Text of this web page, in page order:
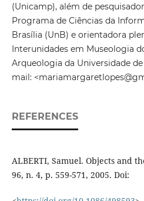
(Unicamp), além de
Programa de Ciências da
Brasília (UnB) e orientadora
Interunidades em Museologia
Arqueologia da Universidade de
mail:
REFERENCES
ALBERTI, Samuel. Objects and
96, n. 4, p. 559-571, 2005. Doi: